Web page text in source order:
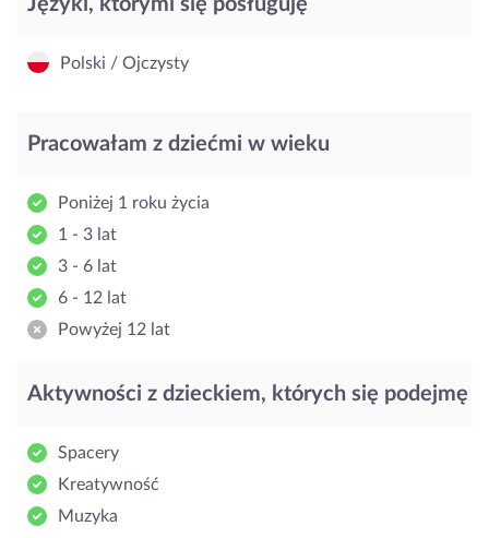
Polski / Ojczysty
Pracowałam z dziećmi w wieku
Poniżej 1 roku życia
1 - 3 lat
3 - 6 lat
6 - 12 lat
Powyżej 12 lat
Aktywności z dzieckiem, których się podejmę
Spacery
Kreatywność
Muzyka